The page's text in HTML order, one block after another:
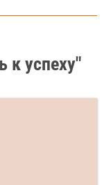
к успеху"